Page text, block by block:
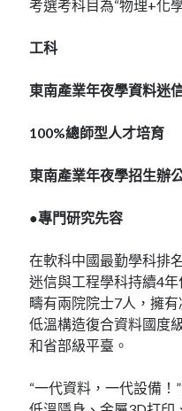
考選考科目為“物理+化學
工科
東南產業年夜學資料迷
100%總師型人才培育
東南產業年夜學招生辦
●專門研究先容
在軟科中國最勤學科排
迷信與工程學科持續4
疇有兩院院士7人，擁
低溫構造復合資料國度
和省部級平臺。
“一代資料，一代設備！